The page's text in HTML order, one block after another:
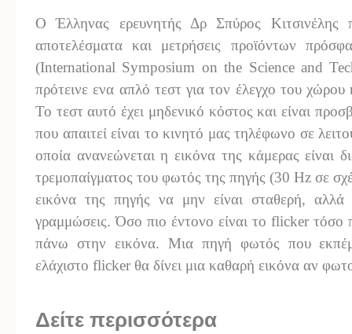
Ο Έλληνας ερευνητής Δρ Σπύρος Κιτσινέλης
αποτελέσματα και μετρήσεις προϊόντων
(International Symposium on the Science and
πρότεινε ενα απλό τεστ για τον έλεγχο του χώρου
Το τεστ αυτό έχει μηδενικό κόστος και είναι
που απαιτεί είναι το κινητό μας τηλέφωνο σε
οποία ανανεώνεται η εικόνα της κάμερας είναι
τρεμοπαίγματος του φωτός της πηγής (30 Hz σε
εικόνα της πηγής να μην είναι σταθερή, αλλά
γραμμώσεις. Όσο πιο έντονο είναι το flicker τόσο
πάνω στην εικόνα. Μια πηγή φωτός που
ελάχιστο flicker θα δίνει μια καθαρή εικόνα αν
Δείτε περισσότερα